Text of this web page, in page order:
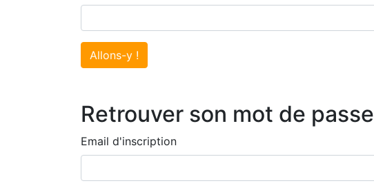
Allons-y !
Retrouver son mot de passe
Email d'inscription